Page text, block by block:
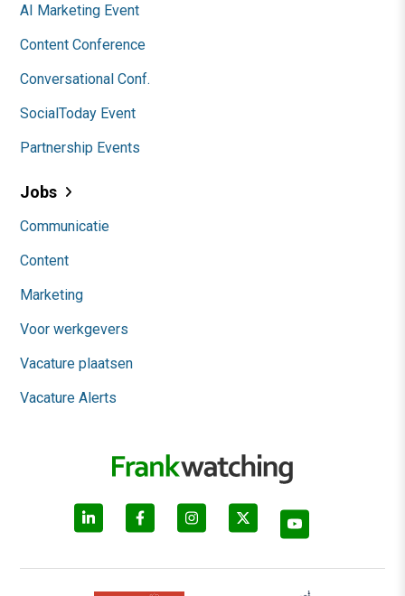
AI Marketing Event
Content Conference
Conversational Conf.
SocialToday Event
Partnership Events
Jobs
Communicatie
Content
Marketing
Voor werkgevers
Vacature plaatsen
Vacature Alerts